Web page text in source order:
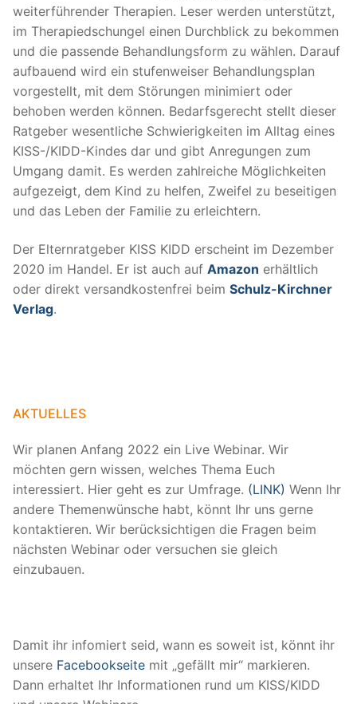
weiterführender Therapien. Leser werden unterstützt,
im Therapiedschungel einen Durchblick zu bekommen
und die passende Behandlungsform zu wählen. Darauf
aufbauend wird ein stufenweiser Behandlungsplan
vorgestellt, mit dem Störungen minimiert oder
behoben werden können. Bedarfsgerecht stellt dieser
Ratgeber wesentliche Schwierigkeiten im Alltag eines
KISS-/KIDD-Kindes dar und gibt Anregungen zum
Umgang damit. Es werden zahlreiche Möglichkeiten
aufgezeigt, dem Kind zu helfen, Zweifel zu beseitigen
und das Leben der Familie zu erleichtern.
Der Elternratgeber KISS KIDD erscheint im Dezember
2020 im Handel. Er ist auch auf Amazon erhältlich
oder direkt versandkostenfrei beim Schulz-Kirchner
Verlag.
AKTUELLES
Wir planen Anfang 2022 ein Live Webinar. Wir
möchten gern wissen, welches Thema Euch
interessiert. Hier geht es zur Umfrage. (LINK) Wenn Ihr
andere Themenwünsche habt, könnt Ihr uns gerne
kontaktieren. Wir berücksichtigen die Fragen beim
nächsten Webinar oder versuchen sie gleich
einzubauen.
Damit ihr infomiert seid, wann es soweit ist, könnt ihr
unsere Facebookseite mit „gefällt mir“ markieren.
Dann erhaltet Ihr Informationen rund um KISS/KIDD